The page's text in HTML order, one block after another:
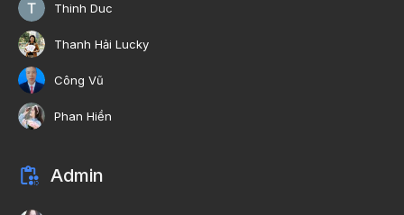
Thinh Duc
Thanh Hải Lucky
Công Vũ
Phan Hiền
Admin